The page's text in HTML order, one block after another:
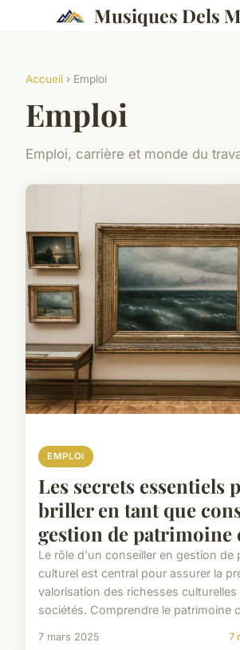
Musiques Dels
Accueil › Emploi
Emploi
Emploi, carrière et monde du
EMPLOI
Les secrets essentiels
briller en tant que
gestion de patrimoine
Le rôle d'un conseiller en gestion de
culturel est central pour assurer la
valorisation des richesses culturelles
sociétés. Comprendre le patrimoine
7 mars 2025 7